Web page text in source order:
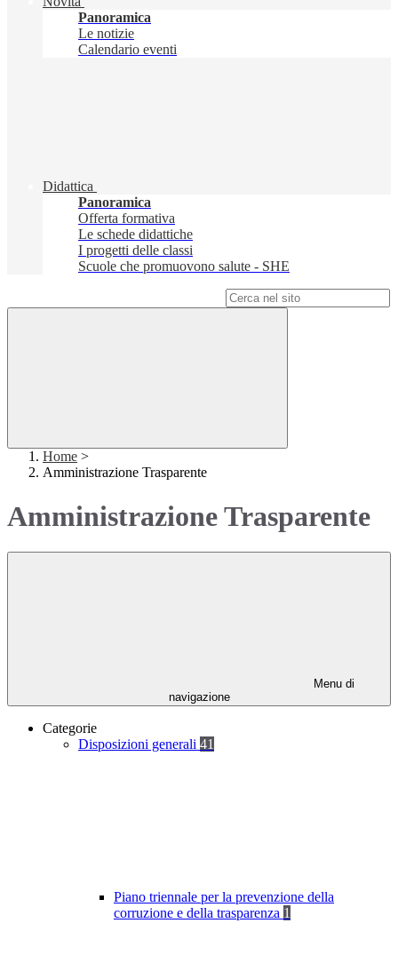
Panoramica
Le notizie
Calendario eventi
Didattica
Panoramica
Offerta formativa
Le schede didattiche
I progetti delle classi
Scuole che promuovono salute - SHE
Home >
Amministrazione Trasparente
Amministrazione Trasparente
Menu di
navigazione
Categorie
Disposizioni generali 41
Piano triennale per la prevenzione della
corruzione e della trasparenza 1